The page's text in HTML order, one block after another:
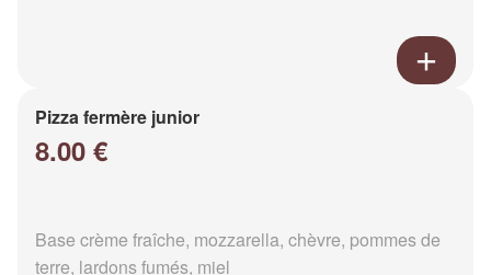
Pizza fermère junior
8.00 €
Base crème fraîche, mozzarella, chèvre, pommes de
terre, lardons fumés, miel